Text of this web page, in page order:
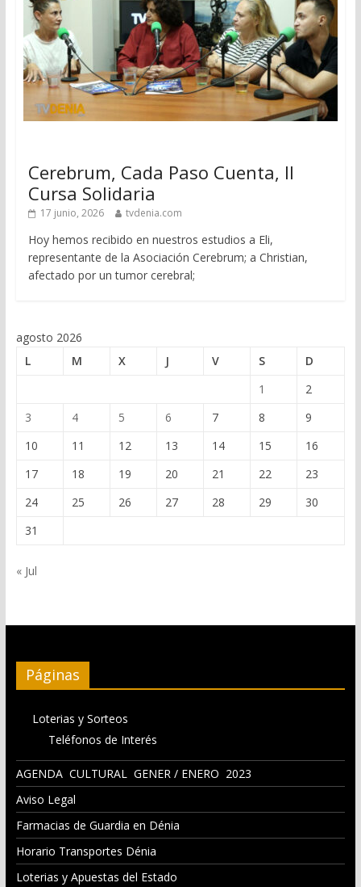
Cerebrum, Cada Paso Cuenta, II
Cursa Solidaria
17 junio, 2026 tvdenia.com
Hoy hemos recibido en nuestros estudios a Eli,
representante de la Asociación Cerebrum; a Christian,
afectado por un tumor cerebral;
agosto 2026
L
M X J V S
D
1
2
3
4 5 6 7 8
9
10
11 12 13 14 15
16
17
18 19 20 21 22
23
24
25 26 27 28 29
30
31
« Jul
Páginas
Loterias y Sorteos
Teléfonos de Interés
AGENDA CULTURAL GENER / ENERO 2023
Aviso Legal
Farmacias de Guardia en Dénia
Horario Transportes Dénia
Loterias y Apuestas del Estado